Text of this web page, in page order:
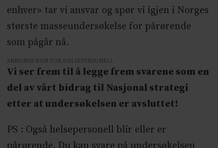
enhver» tar vi ansvar og spør vi igjen i Norges
største masseundersøkelse for pårørende
som pågår nå.
ANNONSE KUN FOR HELSEPERSONELL
Vi ser frem til å legge frem svarene som en
del av vårt bidrag til Nasjonal strategi
etter at undersøkelsen er avsluttet!
PS : Også helsepersonell blir eller er